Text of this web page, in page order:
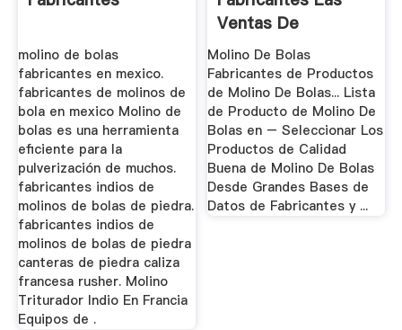
molino de bolas
fabricantes en mexico.
fabricantes de molinos de
bola en mexico Molino de
bolas es una herramienta
eficiente para la
pulverización de muchos.
fabricantes indios de
molinos de bolas de piedra.
fabricantes indios de
molinos de bolas de piedra
canteras de piedra caliza
francesa rusher. Molino
Triturador Indio En Francia
Equipos de .
Ventas De
Maquinaria De ...
Molino De Bolas
Fabricantes de Productos
de Molino De Bolas... Lista
de Producto de Molino De
Bolas en – Seleccionar Los
Productos de Calidad
Buena de Molino De Bolas
Desde Grandes Bases de
Datos de Fabricantes y ...